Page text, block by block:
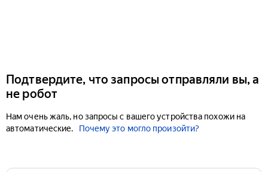
Подтвердите, что запросы отправляли вы, а
не робот
Нам очень жаль, но запросы с вашего устройства похожи на
автоматические.
Почему это могло произойти?